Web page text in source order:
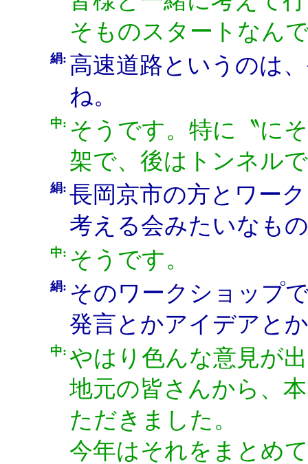
そものスタートなん
絹: 高速道路というのは
ね。
中: そうです。特に〝に
架で、後はトンネル
絹: 長岡京市の方とワー
考える会みたいなも
中: そうです。
絹: そのワークショップ
発言とかアイデアと
中: やはり色んな意見が
地元の皆さんから、
ただきました。
今年はそれをまとめ